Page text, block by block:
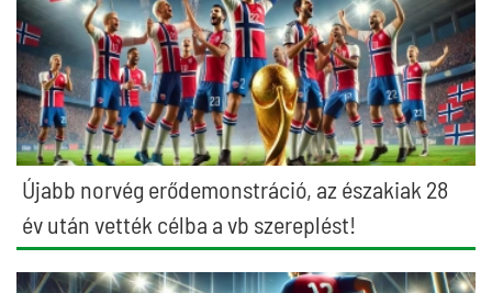
Újabb norvég erődemonstráció, az északiak 28
év után vették célba a vb szereplést!